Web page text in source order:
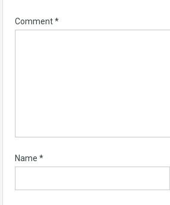
Comment*
Name *